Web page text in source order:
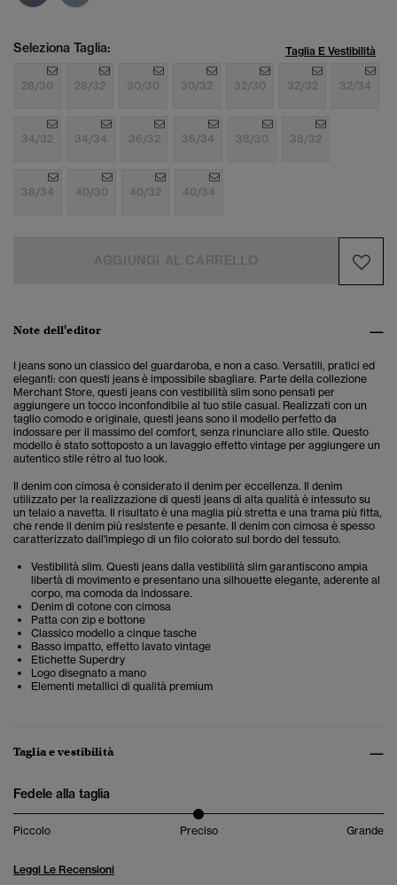
Seleziona Taglia: Taglia E Vestibilità
28/30 28/32 30/30 30/32 32/30 32/32 32/34
34/32 34/34 36/32 36/34 38/30 38/32
38/34 40/30 40/32 40/34
Note dell'editor
I jeans sono un classico del guardaroba, e non a caso. Versatili, pratici ed
eleganti: con questi jeans è impossibile sbagliare. Parte della collezione
Merchant Store, questi jeans con vestibilità slim sono pensati per
aggiungere un tocco inconfondibile al tuo stile casual. Realizzati con un
taglio comodo e originale, questi jeans sono il modello perfetto da
indossare per il massimo del comfort, senza rinunciare allo stile. Questo
modello è stato sottoposto a un lavaggio effetto vintage per aggiungere un
autentico stile rétro al tuo look.
Il denim con cimosa è considerato il denim per eccellenza. Il denim
utilizzato per la realizzazione di questi jeans di alta qualità è intessuto su
un telaio a navetta. Il risultato è una maglia più stretta e una trama più fitta,
che rende il denim più resistente e pesante. Il denim con cimosa è spesso
caratterizzato dall'impiego di un filo colorato sul bordo del tessuto.
Vestibilità slim. Questi jeans dalla vestibilità slim garantiscono ampia
libertà di movimento e presentano una silhouette elegante, aderente al
corpo, ma comoda da indossare.
Denim di cotone con cimosa
Patta con zip e bottone
Classico modello a cinque tasche
Basso impatto, effetto lavato vintage
Etichette Superdry
Logo disegnato a mano
Elementi metallici di qualità premium
Taglia e vestibilità
Fedele alla taglia
Piccolo Preciso Grande
Leggi Le Recensioni